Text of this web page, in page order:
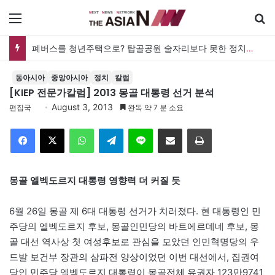
폐버스를 청년주택으로? 탑골공원 술자리보다 못한 정치의 상상력
동아시아 중앙아시아 정치 칼럼
[KIEP 전문가칼럼] 2013 몽골 대통령 선거 분석
편집국 August 3, 2013 완독 약 7 분 소요
Telegram 이메일
몽골 엘벡도르지 대통령 영향력 더 커질 듯
6월 26일 몽골 제 6대 대통령 선거가 치러졌다. 현 대통령인 민
주당의 엘벡도르지 후보, 몽골인민당의 바트에르데네 후보, 몽
골 대선 역사상 첫 여성후보로 관심을 모았던 인민혁명당의 우
드발 보건부 장관의 삼파전 양상이었던 이번 대선에서, 집권여
당인 민주당 엘벡도르지 대통령이 몽골전체 유권자 123만9741